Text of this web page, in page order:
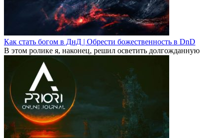
Как стать богом в ДнД | Обрести божественность в DnD
В этом ролике я, наконец, решил осветить долгожданную